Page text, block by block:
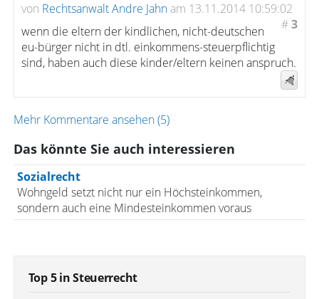
von Rechtsanwalt Andre Jahnam 13.11.2014 10:59:02
#3
wenn die eltern der kindlichen, nicht-deutschen
eu-bürger nicht in dtl. einkommens-steuerpflichtig
sind, haben auch diese kinder/eltern keinen anspruch.
Mehr Kommentare ansehen (5)
Das könnte Sie auch interessieren
Sozialrecht
Wohngeld setzt nicht nur ein Höchsteinkommen,
sondern auch eine Mindesteinkommen voraus
Top 5 in Steuerrecht